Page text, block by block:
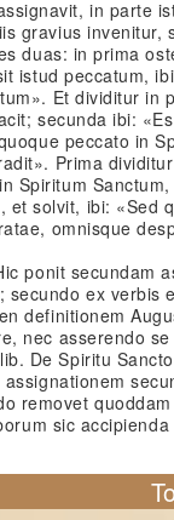
in parte
gravius invenitur,
duas: in prima
istud peccatum,
Et dividitur in
secunda ibi:
peccato in
Prima
Spiritum
et solvit, ibi: «Sed
omnisque
ponit secundam
ex verbis
definitionem
nec asserendo
De Spiritu
removet
sic